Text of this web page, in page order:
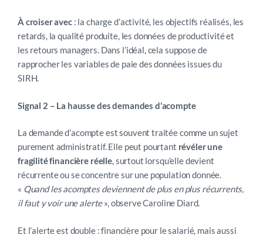
À croiser avec: la charge d’activité, les objectifs réalisés, les
retards, la qualité produite, les données de productivité et
les retours managers. Dans l’idéal, cela suppose de
rapprocher les variables de paie des données issues du
SIRH.
Signal 2 – La hausse des demandes d’acompte
La demande d’acompte est souvent traitée comme un sujet
purement administratif. Elle peut pourtant révéler une
fragilité financière réelle, surtout lorsqu’elle devient
récurrente ou se concentre sur une population donnée.
« Quand les acomptes deviennent de plus en plus récurrents,
il faut y voir une alerte», observe Caroline Diard.
Et l’alerte est double : financière pour le salarié, mais aussi